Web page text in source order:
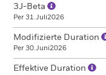
3J-Beta
Per 31.Juli2026
Modifizierte Duration
Per 30.Juni2026
Effektive Duration